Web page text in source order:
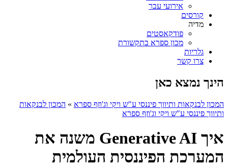
אירועי עבר
קורסים
מדיה
פודקאסטים
מכון ספרא בתקשורת
גלריות
צרו קשר
הינך נמצא כאן
המכון לבנקאות ותיווך פיננסי ע"ש ויקי וג'וזף ספרא » המכון לבנקאות
ותיווך פיננסי ע"ש ויקי וג'וזף ספרא
איך Generative AI משנה את
המערכת הפיננסית העולמית